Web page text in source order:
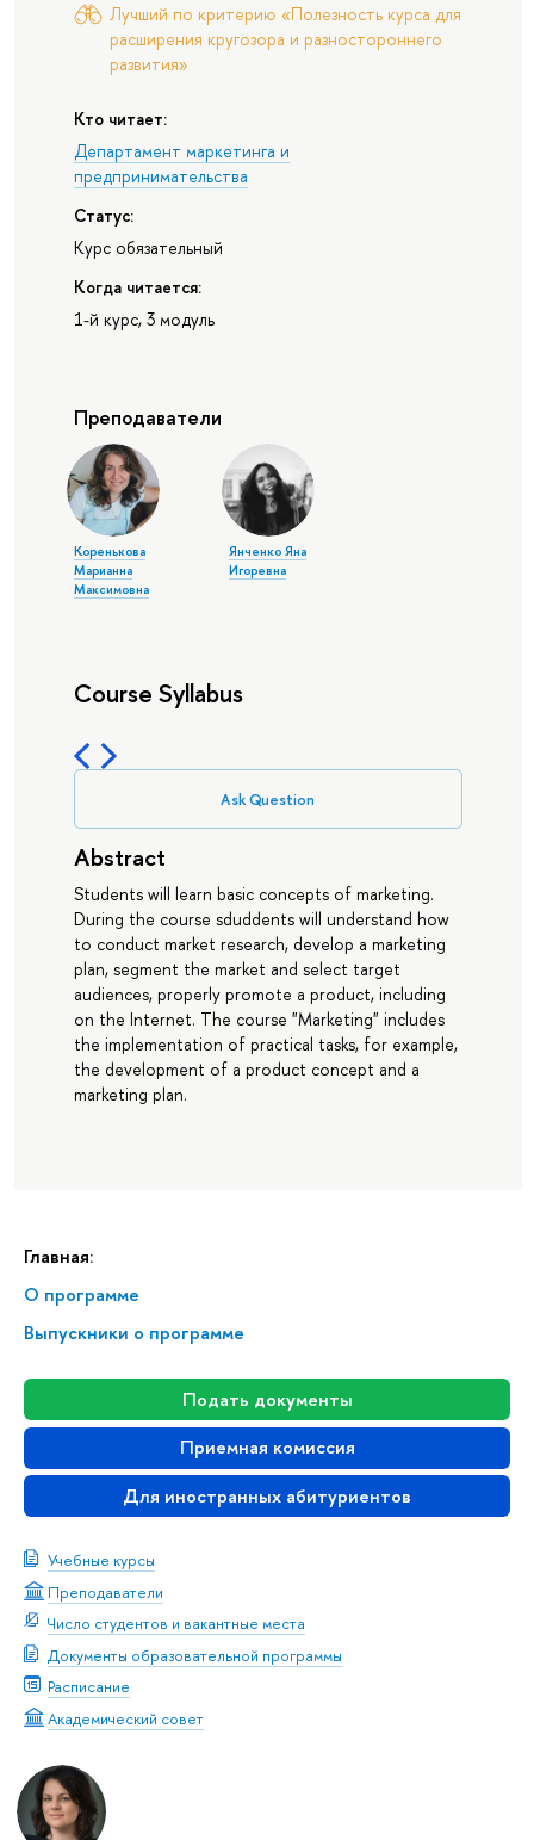
Главная:
О программе
Выпускники о программе
Подать документы
Приемная комиссия
Для иностранных абитуриентов
Учебные курсы
Преподаватели
Число студентов и вакантные места
Документы образовательной программы
Расписание
Академический совет
Лучший по критерию «Полезность курса для
расширения кругозора и разностороннего
развития»
Кто читает:
Департамент маркетинга и
предпринимательства
Статус:
Курс обязательный
Когда читается:
1-й курс, 3 модуль
Преподаватели
Коренькова
Марианна
Максимовна
Янченко Яна
Игоревна
Course Syllabus
Ask Question
Abstract
Students will learn basic concepts of marketing.
During the course sduddents will understand how
to conduct market research, develop a marketing
plan, segment the market and select target
audiences, properly promote a product, including
on the Internet. The course "Marketing" includes
the implementation of practical tasks, for example,
the development of a product concept and a
marketing plan.